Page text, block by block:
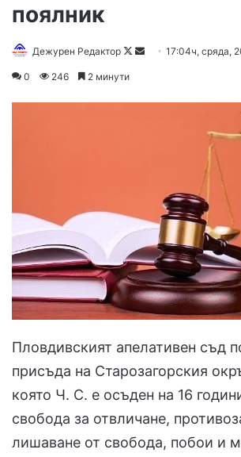
поялник
Дежурен Редактор
Follow
Send17:04ч, сряда,
0 246 2 минути
Пловдивският апелативен съд
присъда на Старозагорския
която Ч. С. е осъден на 16
свобода за отвличане,
лишаване от свобода, побои и